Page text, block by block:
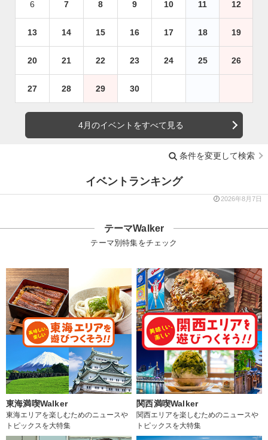
6 7 8 9 10 11 12
13 14 15 16 17 18 19
20 21 22 23 24 25 26
27 28 29 30
4月のイベントをすべて見る
条件を変更して検索
イベントランキング
2026年8月7日
テーマWalker
テーマ別特集をチェック
東海満喫Walker
東海エリアを楽しむためのニュースや
トピックスを大特集
関西満喫Walker
関西エリアを楽しむためのニュースや
トピックスを大特集